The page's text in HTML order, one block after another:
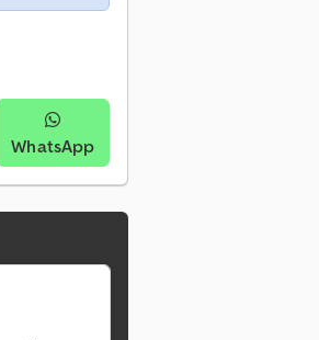
WhatsApp